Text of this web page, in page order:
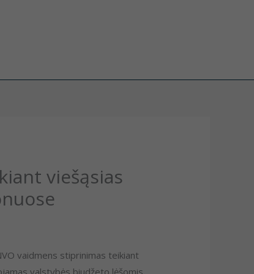
viešąsias
vaidmens stiprinimas teikiant